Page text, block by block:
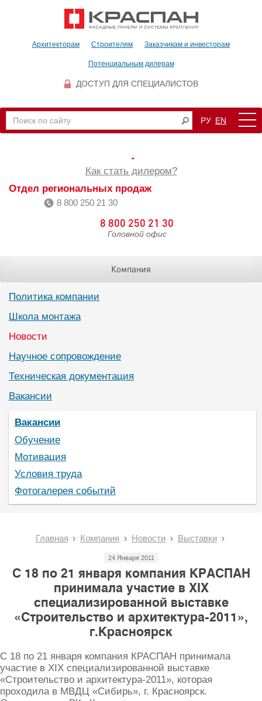
Архитекторам Строителям Заказчикам и инвесторам
Потенциальным дилерам
ДОСТУП ДЛЯ СПЕЦИАЛИСТОВ
РУ EN
Как стать дилером?
Отдел региональных продаж
8 800 250 21 30
8 800 250 21 30
Головной офис
Компания
Политика компании
Школа монтажа
Новости
Научное сопровождение
Техническая документация
Вакансии
Вакансии
Обучение
Мотивация
Условия труда
Фотогалерея событий
Главная Компания Новости Выставки
24 Января 2011
С 18 по 21 января компания КРАСПАН
принимала участие в XIX
специализированной выставке
«Строительство и архитектура-2011»,
г.Красноярск
С 18 по 21 января компания КРАСПАН принимала
участие в XIX специализированной выставке
«Строительство и архитектура-2011», которая
проходила в МВДЦ «Сибирь», г. Красноярск.